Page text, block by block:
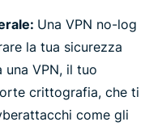
Una VPN no-log
la tua sicurezza
VPN, il tuo
crittografia, che ti
come gli